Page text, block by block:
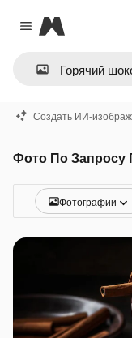
Close menu
Magnific
Создать ИИ-
Фото По Запросу
Фотографии